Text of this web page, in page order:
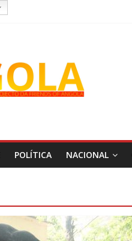
POLÍTICA NACIONAL